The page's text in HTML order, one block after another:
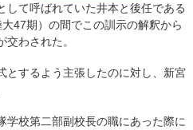
して呼ばれていた井本と後任である
47期）の間でこの訓示の解釈から
わされた。
とするよう主張したのに対し、新宮
学校第二部副校長の職にあった際に